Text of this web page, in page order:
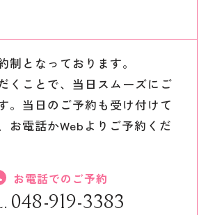
制となっております。
くことで、当日スムーズにご
。当日のご予約も受け付けて
お電話かWebよりご予約くだ
お電話でのご予約
048-919-3383